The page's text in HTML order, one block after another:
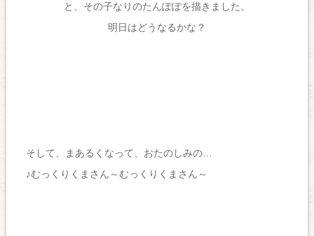
と、その子なりのたんぽぽを描きました。
明日はどうなるかな？
そして、まあるくなって、おたのしみの…
♪むっくりくまさん～むっくりくまさん～